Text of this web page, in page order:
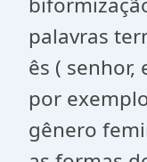
palavras
ês (
por
gênero